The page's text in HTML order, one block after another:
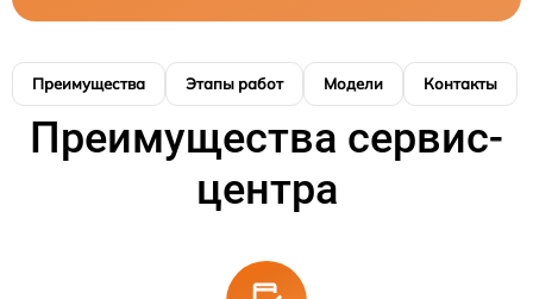
Преимущества Этапы работ Модели Контакты
Преимущества сервис-
центра